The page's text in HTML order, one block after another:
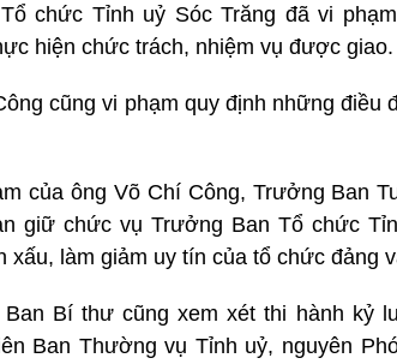
chức Tỉnh uỷ Sóc Trăng đã vi
hiện chức trách, nhiệm vụ được giao.
cũng vi phạm quy định những điều
của ông Võ Chí Công, Trưởng Ban
giữ chức vụ Trưởng Ban Tổ chức
xấu, làm giảm uy tín của tổ chức đảng
Bí thư cũng xem xét thi hành kỷ
Ban Thường vụ Tỉnh uỷ, nguyên